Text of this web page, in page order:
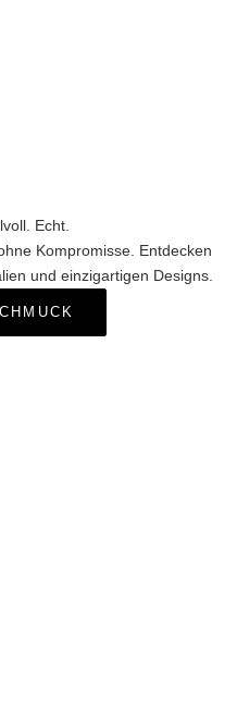
Echt.
Kompromisse. Entdecken
und einzigartigen Designs.